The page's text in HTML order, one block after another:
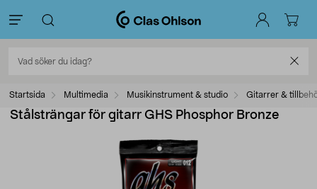
Startsida Multimedia Musikinstrument & studio Gitarrer &
Stålsträngar för gitarr GHS Phosphor Bronze